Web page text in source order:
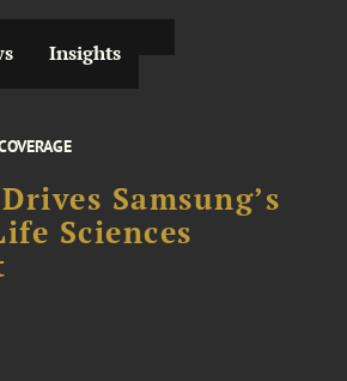
Insights
Samsung’s
Sciences